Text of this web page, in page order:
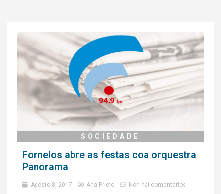
SOCIEDADE
Fornelos abre as festas coa orquestra
Panorama
Agosto 8, 2017 Ana Prieto Non hai comentarios